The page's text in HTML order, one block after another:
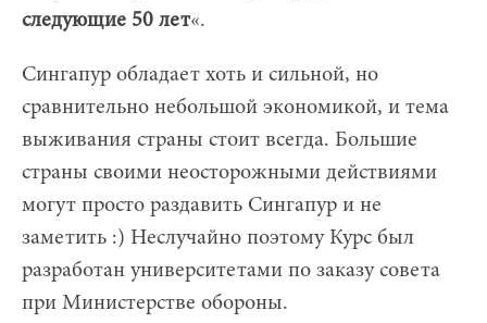
следующие 50 лет«.
Сингапур обладает хоть и сильной, но
сравнительно небольшой экономикой, и тема
выживания страны стоит всегда. Большие
страны своими неосторожными действиями
могут просто раздавить Сингапур и не
заметить :) Неслучайно поэтому Курс был
разработан университетами по заказу совета
при Министерстве обороны.